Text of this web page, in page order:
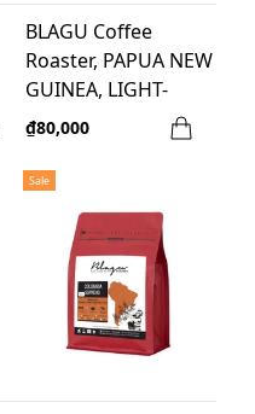
BLAGU Coffee
Roaster, PAPUA NEW
GUINEA, LIGHT-
MEDIUM, 100G
₫80,000
Sale